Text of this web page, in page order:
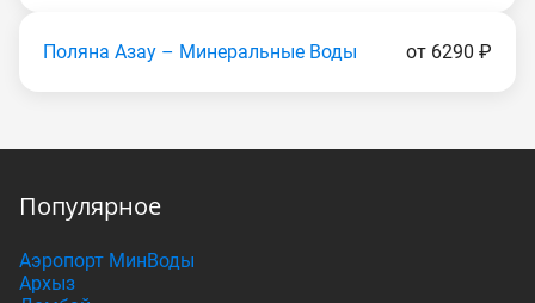
Поляна Азау – Минеральные Воды от 6290 ₽
Популярное
Аэропорт МинВоды
Архыз